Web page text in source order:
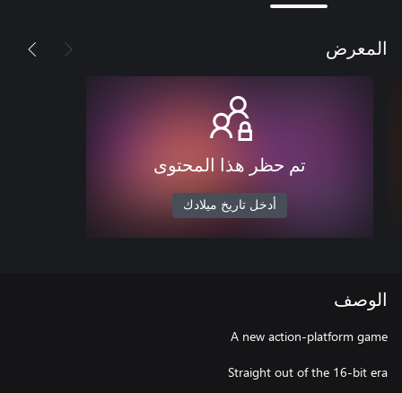
المعرض
تم حظر هذا المحتوى
أدخل تاريخ ميلادك
الوصف